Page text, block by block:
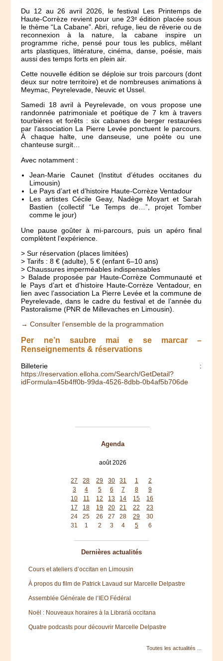
Du 12 au 26 avril 2026, le festival Les Printemps de
Haute-Corrèze revient pour une 23ᵉ édition placée sous
le thème “La Cabane”. Abri, refuge, lieu de rêverie ou de
reconnexion à la nature, la cabane inspire un
programme riche, pensé pour tous les publics, mêlant
arts plastiques, littérature, cinéma, danse, poésie, mais
aussi des temps forts en plein air.
Cette nouvelle édition se déploie sur trois parcours (dont
deux sur notre territoire) et de nombreuses animations à
Meymac, Peyrelevade, Neuvic et Ussel.
Samedi 18 avril à Peyrelevade, on vous propose une
randonnée patrimoniale et poétique de 7 km à travers
tourbières et forêts : six cabanes de berger restaurées
par l’association La Pierre Levée ponctuent le parcours.
À chaque halte, une danseuse, une poète ou une
chanteuse surgit…
Avec notamment :
Jean-Marie Caunet (Institut d’études occitanes du
Limousin)
Le Pays d’art et d’histoire Haute-Corrèze Ventadour
Les artistes Cécile Geay, Nadège Moyart et Sarah
Bastien (collectif “Le Temps de…”, projet Tomber
comme le jour)
Une pause goûter à mi-parcours, puis un apéro final
complètent l’expérience.
> Sur réservation (places limitées)
> Tarifs : 8 € (adulte), 5 € (enfant 6–10 ans)
> Chaussures imperméables indispensables
> Balade proposée par Haute-Corrèze Communauté et
le Pays d’art et d’histoire Haute-Corrèze Ventadour, en
lien avec l’association La Pierre Levée et la commune de
Peyrelevade, dans le cadre du festival et de l’année du
Pastoralisme (PNR de Millevaches en Limousin).
→ Consulter l’ensemble de la programmation
Per ne’n saubre mai e se marcar –
Renseignements & réservations
Billeterie :
https://reservation.elloha.com/Search/GetDetail?
idFormula=45b4ff0b-99da-4526-8dbb-0b4af5b706de
Agenda
août 2026
27
28 29 30 31 1
2
3
4 5 6 7 8
9
10
11 12 13 14 15
16
17
18 19 20 21 22
23
24
25 26 27 28 29
30
31
1 2 3 4 5 6
Dernières actualités
Cours et ateliers d’occitan en Limousin
À propos du film de Patrick Lavaud sur Marcelle Delpastre
Assemblée Générale de l’IEO Fédéral
Noël : Nouveaux horaires à la Librariá occitana
Quatre podcasts pour découvrir Marcelle Delpastre
Toutes les actualités ...